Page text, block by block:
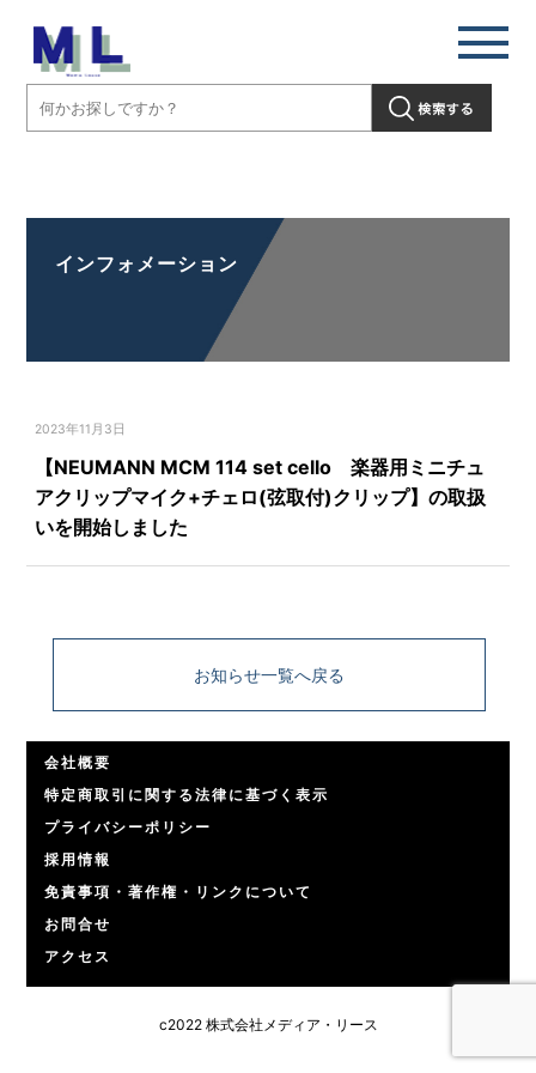
+チェロ(弦取付)クリップ】の取扱いを開始しました」" />
インフォメーション
2023年11月3日
【NEUMANN MCM 114 set cello 楽器用ミニチュ
アクリップマイク+チェロ(弦取付)クリップ】の取扱
いを開始しました
お知らせ一覧へ戻る
会社概要
特定商取引に関する法律に基づく表示
プライバシーポリシー
採用情報
免責事項・著作権・リンクについて
お問合せ
アクセス
c2022 株式会社メディア・リース